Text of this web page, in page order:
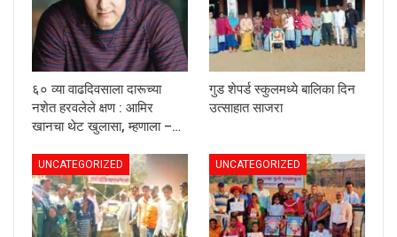
६० व्या वाढदिवसाला दारूच्या
नशेत हरवलेले क्षण : आमिर
खानचा थेट खुलासा, म्हणाला –…
गुड शेपर्ड स्कुलमध्ये बालिका दिन
उत्साहात साजरा
UNCATEGORIZED UNCATEGORIZED